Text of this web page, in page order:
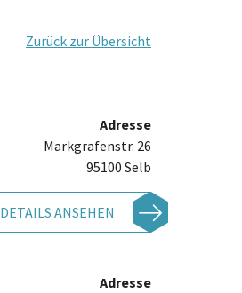
Zurück zur Übersicht
Adresse
Markgrafenstr. 26
95100 Selb
DETAILS ANSEHEN
Adresse